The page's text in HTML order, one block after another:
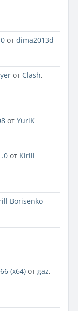
от dima2013d
от Clash,
от YuriK
от Kirill
Borisenko
(x64) от gaz,